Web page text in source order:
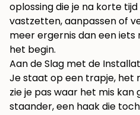
oplossing die je na korte
vastzetten, aanpassen of
meer ergernis dan een
het begin.
Aan de Slag met de
Je staat op een trapje, het
zie je pas waar het mis kan
staander, een haak die